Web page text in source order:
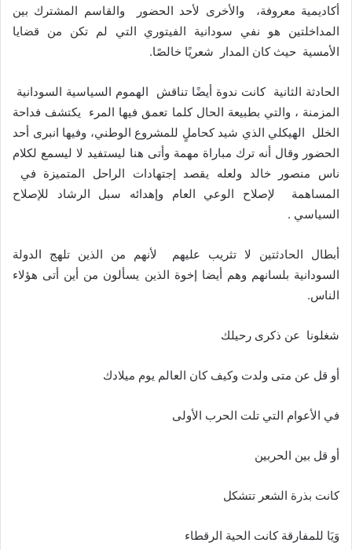
أكاديمية معروفة، والأخرى لأحد الحضور والقاسم المشترك بين
المداخلتين هو نفي سودانية الفيتوري التي لم تكن من قضايا
الأمسية حيث كان المدار شعريًا خالصًا.
‎الحادثة الثانية كانت ندوة أيضًا تناقش الهموم السياسية السودانية
المزمنة ، والتي بطبيعة الحال كلما تعمق فيها المرء يكتشف فداحة
الخلل الهيكلي الذي شيد كحاملٍ للمشروع الوطني، وفيها انبرى أحد
الحضور وقال أنه ترك مباراة مهمة وأتى هنا ليستفيد لا ليسمع لكلام
ناس منصور خالد ولعله يقصد إجتهادات الراحل المتميزة في
المساهمة لإصلاح الوعي العام وإهدائه سبل الرشاد للإصلاح
السياسي .
أبطال الحادثتين لا تثريب عليهم لأنهم من الذين تلهج الدولة
السودانية بلسانهم وهم أيضا إخوة الذين يسألون من أين أتى هؤلاء
الناس.
شغلونا عن ذكرى رحيلك
أو قل عن متى ولدت وكيف كان العالم يوم ميلادك
في الأعوام التي تلت الحرب الأولى
أو قل بين الحربين
كانت بذرة الشعر تتشكل
وَيَا للمفارقة كانت الحية الرقطاء